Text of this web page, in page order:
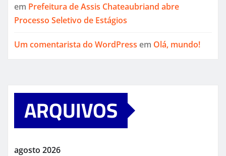
em Prefeitura de Assis Chateaubriand abre
Processo Seletivo de Estágios
Um comentarista do WordPress em Olá, mundo!
ARQUIVOS
agosto 2026